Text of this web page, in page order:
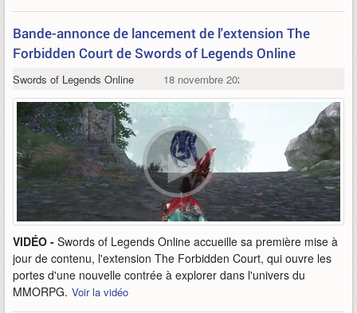
Bande-annonce de lancement de l'extension The
Forbidden Court de Swords of Legends Online
Swords of Legends Online 18 novembre 2021
VIDÉO - Swords of Legends Online accueille sa première mise à
jour de contenu, l'extension The Forbidden Court, qui ouvre les
portes d'une nouvelle contrée à explorer dans l'univers du
MMORPG. Voir la vidéo